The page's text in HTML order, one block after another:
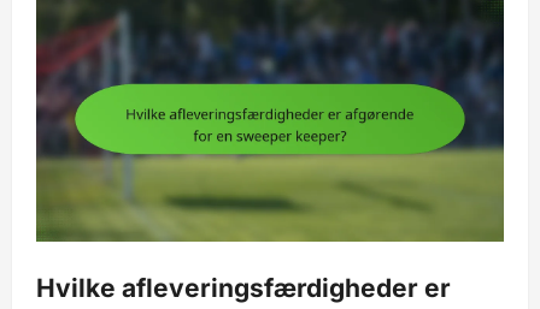
Hvilke afleveringsfærdigheder er